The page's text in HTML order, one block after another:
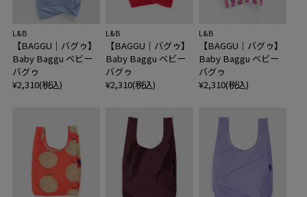
L&B
【BAGGU｜バグゥ】
Baby Baggu ベビー
バグゥ
¥2,310(税込)
L&B
【BAGGU｜バグゥ】
Baby Baggu ベビー
バグゥ
¥2,310(税込)
L&B
【BAGGU｜バグゥ】
Baby Baggu ベビー
バグゥ
¥2,310(税込)